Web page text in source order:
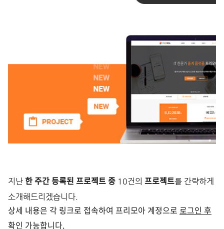
지난 한 주간 등록된 프로젝트 중 10건의 프로젝트를 간략하게
소개해드리겠습니다.
상세 내용은 각 링크로 접속하여 프리모아 계정으로 로그인 후
확인 가능합니다.